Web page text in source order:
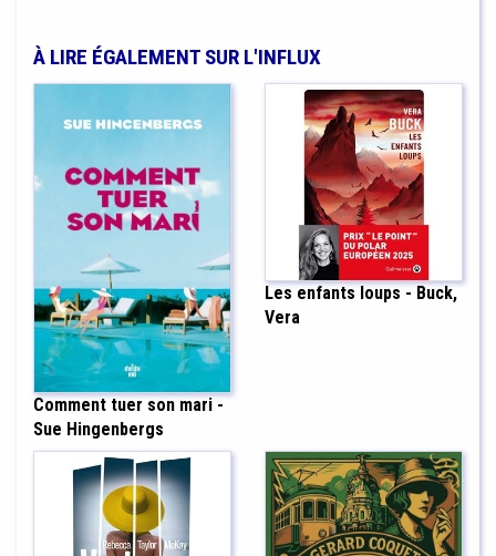
À LIRE ÉGALEMENT SUR L'INFLUX
Comment tuer son mari -
Sue Hingenbergs
Les enfants loups - Buck,
Vera